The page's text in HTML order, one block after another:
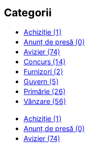
Categorii
Achiziție (1)
Anunț de presă (0)
Avizier (74)
Concurs (14)
Furnizori (2)
Guvern (5)
Primărie (26)
Vânzare (56)
Achiziție (1)
Anunț de presă (0)
Avizier (74)